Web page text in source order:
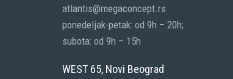
atlantis@megaconcept.rs
ponedeljak-petak: od 9h – 20h;
subota: od 9h – 15h
WEST 65, Novi Beograd